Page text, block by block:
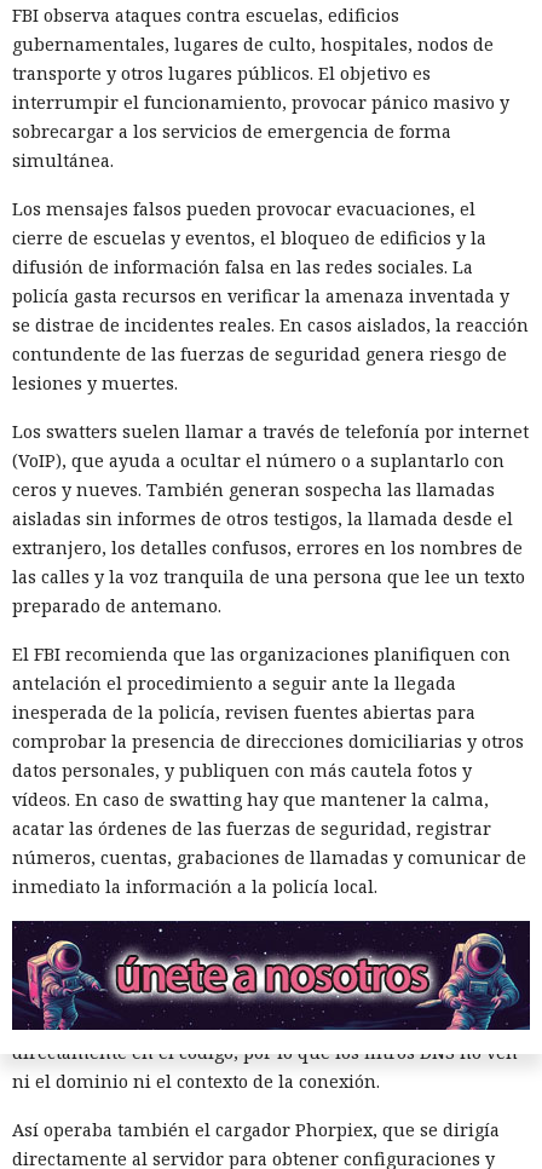
FBI observa ataques contra escuelas, edificios
gubernamentales, lugares de culto, hospitales, nodos de
transporte y otros lugares públicos. El objetivo es
interrumpir el funcionamiento, provocar pánico masivo y
sobrecargar a los servicios de emergencia de forma
simultánea.
Los mensajes falsos pueden provocar evacuaciones, el
cierre de escuelas y eventos, el bloqueo de edificios y la
difusión de información falsa en las redes sociales. La
policía gasta recursos en verificar la amenaza inventada y
se distrae de incidentes reales. En casos aislados, la reacción
contundente de las fuerzas de seguridad genera riesgo de
lesiones y muertes.
Los swatters suelen llamar a través de telefonía por internet
(VoIP), que ayuda a ocultar el número o a suplantarlo con
ceros y nueves. También generan sospecha las llamadas
aisladas sin informes de otros testigos, la llamada desde el
extranjero, los detalles confusos, errores en los nombres de
las calles y la voz tranquila de una persona que lee un texto
preparado de antemano.
El FBI recomienda que las organizaciones planifiquen con
antelación el procedimiento a seguir ante la llegada
inesperada de la policía, revisen fuentes abiertas para
comprobar la presencia de direcciones domiciliarias y otros
datos personales, y publiquen con más cautela fotos y
vídeos. En caso de swatting hay que mantener la calma,
acatar las órdenes de las fuerzas de seguridad, registrar
números, cuentas, grabaciones de llamadas y comunicar de
inmediato la información a la policía local.
Sistemas de seguridad quedan
ciegos: casi la mitad de los virus
recurren a direcciones IP
directas para evadir la
detección
09:37 / 06.08.2026
Ciberdelincuentes sacrifican la comodidad para extraer
contraseñas corporativas sin ser detectados
Muchos sistemas de protección supervisan las consultas de
dominio, pero el software malicioso evade cada vez más ese
control y se comunica con los servidores directamente por
direcciones IP. El análisis de Unit 42mostróque este método
fue utilizado por el 45% de las muestras de malware que se
comunicaron con servidores de mando.
Los especialistas examinaron más de 4 millones de
informes de análisis dinámico en 30 días. Se detectó
actividad de servidores de mando en aproximadamente el
20% de las muestras maliciosas. Casi la mitad de ellas se
conectó al menos una vez a una dirección IP sin una
consulta DNS previa. Tales conexiones representaron
alrededor del 23% de todos los intentos de comunicación.